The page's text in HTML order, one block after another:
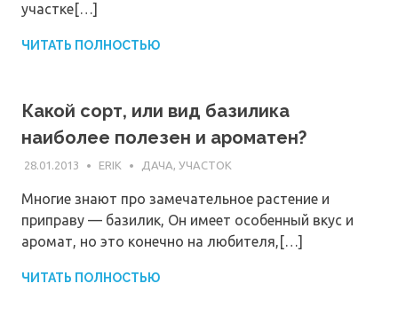
участке[…]
ЧИТАТЬ ПОЛНОСТЬЮ
Какой сорт, или вид базилика
наиболее полезен и ароматен?
28.01.2013 ERIK ДАЧА, УЧАСТОК
Многие знают про замечательное растение и
приправу — базилик, Он имеет особенный вкус и
аромат, но это конечно на любителя,[…]
ЧИТАТЬ ПОЛНОСТЬЮ